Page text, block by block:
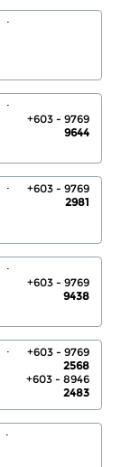
.
.
+603 - 9769
9644
.
+603 - 9769
2981
.
+603 - 9769
9438
.
+603 - 9769
2568
+603 - 8946
2483
.